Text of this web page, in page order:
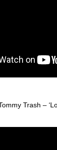
Trash –